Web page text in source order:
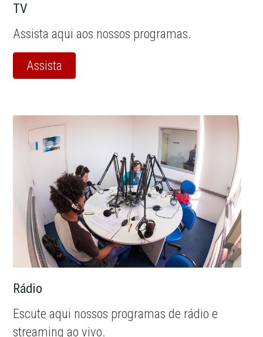
TV
Assista aqui aos nossos programas.
Assista
Rádio
Escute aqui nossos programas de rádio e
streaming ao vivo.